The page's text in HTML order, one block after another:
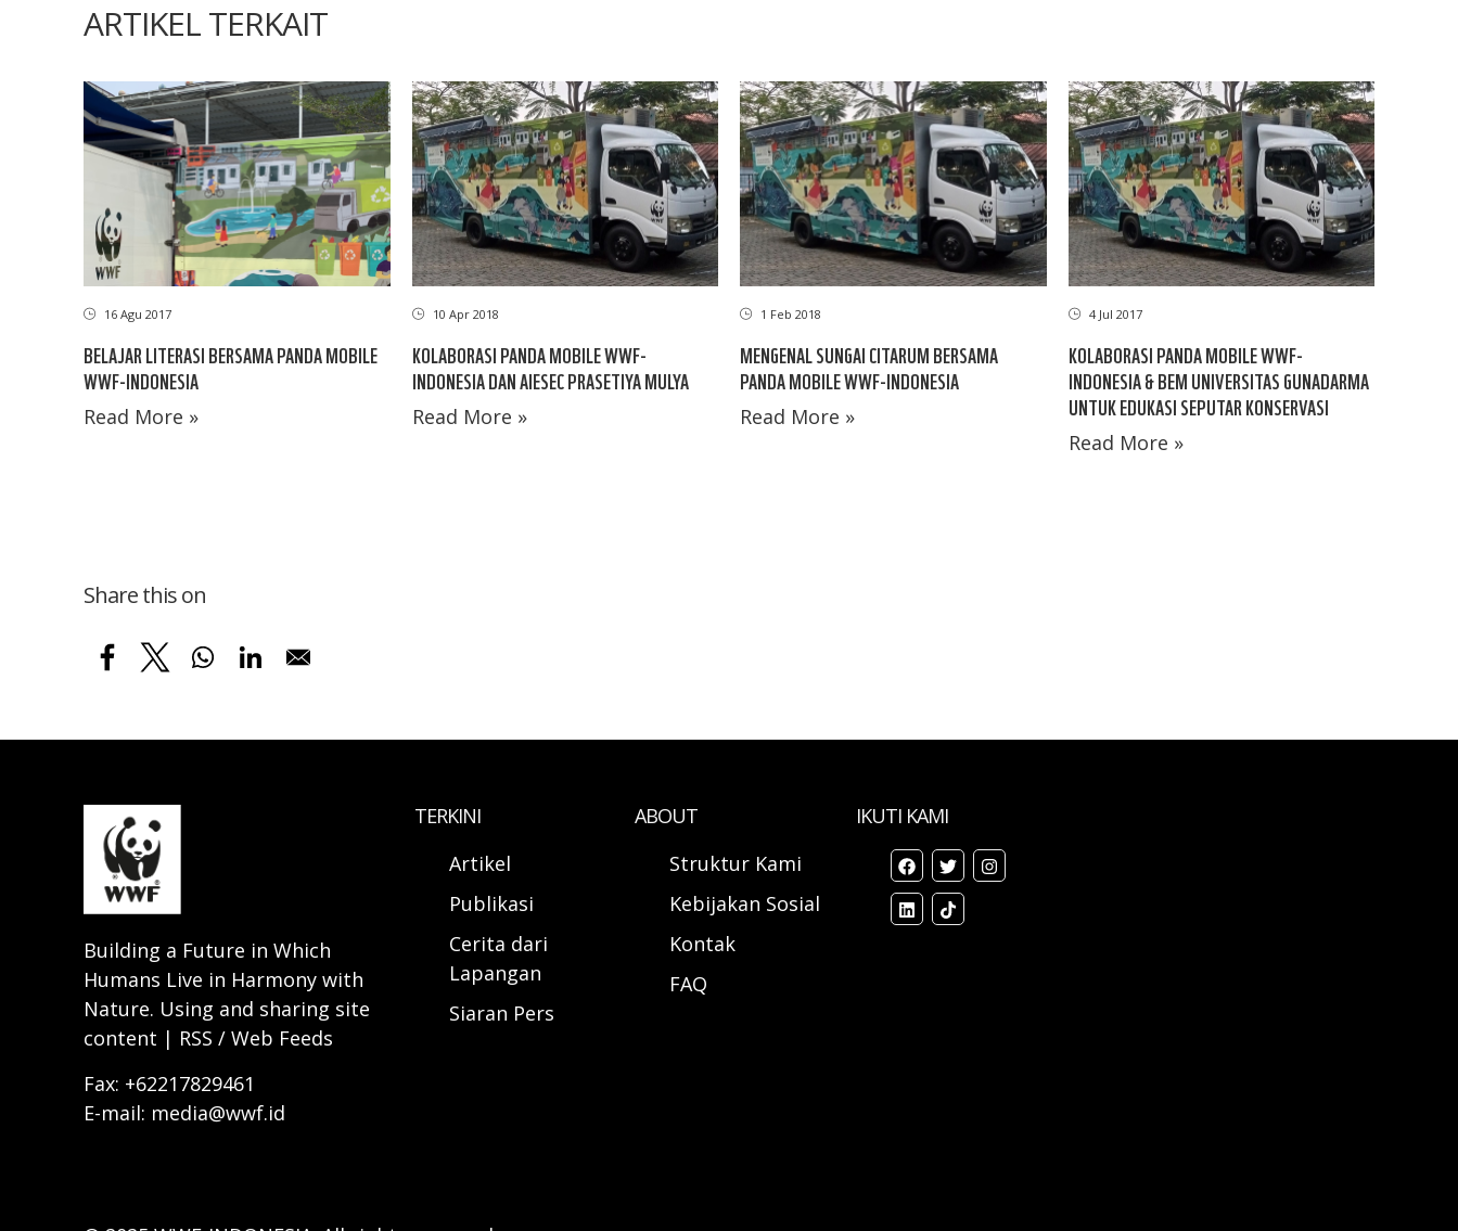
ARTIKEL TERKAIT
16 Agu 2017
BELAJAR LITERASI BERSAMA PANDA MOBILE
WWF-INDONESIA
Read More »
10 Apr 2018
KOLABORASI PANDA MOBILE WWF-
INDONESIA DAN AIESEC PRASETIYA MULYA
Read More »
1 Feb 2018
MENGENAL SUNGAI CITARUM BERSAMA
PANDA MOBILE WWF-INDONESIA
Read More »
4 Jul 2017
KOLABORASI PANDA MOBILE WWF-
INDONESIA & BEM UNIVERSITAS GUNADARMA
UNTUK EDUKASI SEPUTAR KONSERVASI
Read More »
Share this on
Building a Future in Which
Humans Live in Harmony with
Nature. Using and sharing site
content | RSS / Web Feeds
Fax: +62217829461
E-mail: media@wwf.id
TERKINI
Artikel
Publikasi
Cerita dari
Lapangan
Siaran Pers
ABOUT
Struktur Kami
Kebijakan Sosial
Kontak
FAQ
IKUTI KAMI